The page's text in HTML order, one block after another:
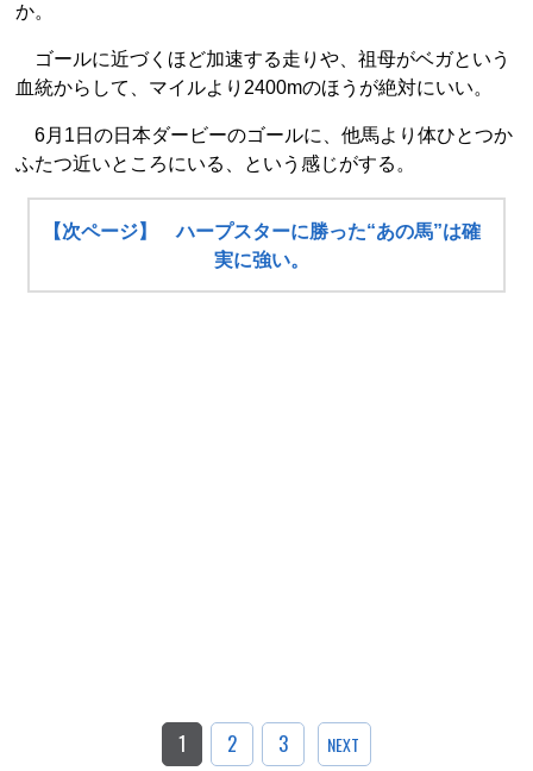
か。
ゴールに近づくほど加速する走りや、祖母がベガという
血統からして、マイルより2400mのほうが絶対にいい。
6月1日の日本ダービーのゴールに、他馬より体ひとつか
ふたつ近いところにいる、という感じがする。
【次ページ】 ハープスターに勝った“あの馬”は確
実に強い。
1 2 3 NEXT